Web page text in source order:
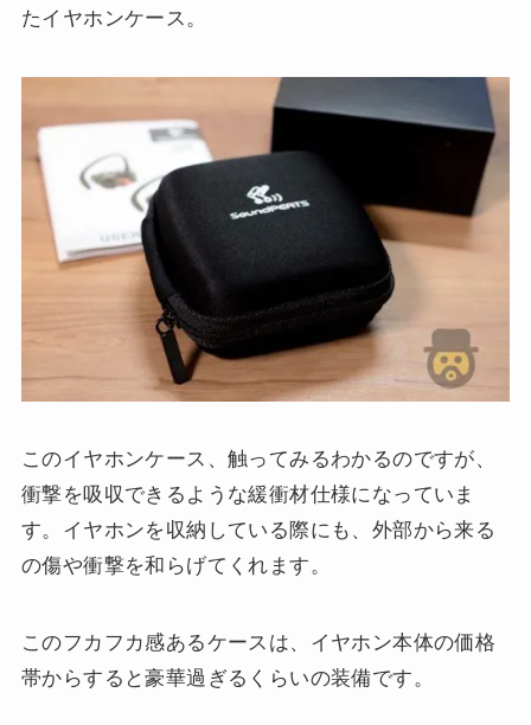
たイヤホンケース。
このイヤホンケース、触ってみるわかるのですが、
衝撃を吸収できるような緩衝材仕様になっていま
す。イヤホンを収納している際にも、外部から来る
の傷や衝撃を和らげてくれます。
このフカフカ感あるケースは、イヤホン本体の価格
帯からすると豪華過ぎるくらいの装備です。